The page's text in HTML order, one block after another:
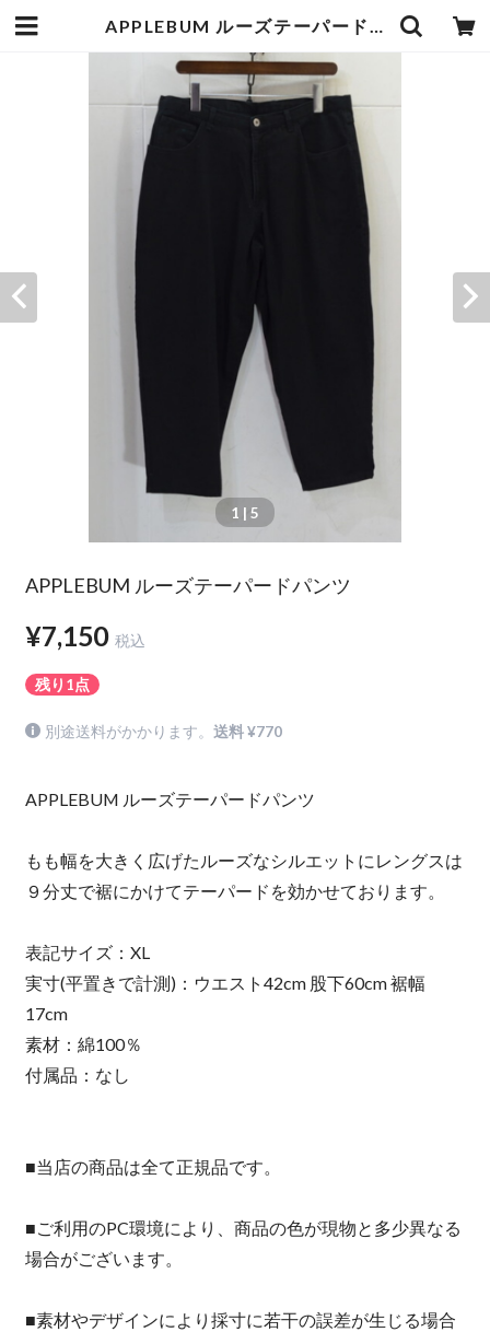
APPLEBUM ルーズテーパードパンツ | goodbadstore
1 | 5
APPLEBUM ルーズテーパードパンツ
¥7,150 税込
残り1点
別途送料がかかります。送料 ¥770
APPLEBUM ルーズテーパードパンツ
もも幅を大きく広げたルーズなシルエットにレングスは
９分丈で裾にかけてテーパードを効かせております。
表記サイズ：XL
実寸(平置きで計測)：ウエスト42cm 股下60cm 裾幅
17cm
素材：綿100％
付属品：なし
■当店の商品は全て正規品です。
■ご利用のPC環境により、商品の色が現物と多少異なる
場合がございます。
■素材やデザインにより採寸に若干の誤差が生じる場合